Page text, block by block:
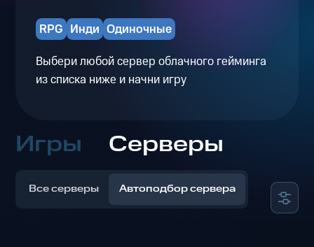
RPG Инди Одиночные
Выбери любой сервер облачного гейминга
из списка ниже и начни игру
Игры Серверы
Все серверы Автоподбор сервера